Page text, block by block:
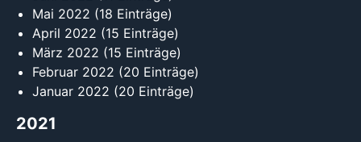
Mai 2022 (18 Einträge)
April 2022 (15 Einträge)
März 2022 (15 Einträge)
Februar 2022 (20 Einträge)
Januar 2022 (20 Einträge)
2021